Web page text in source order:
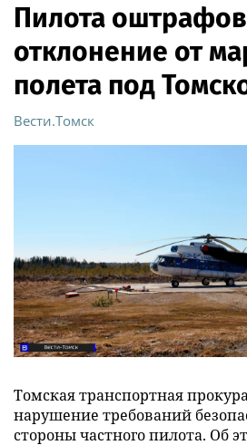
Пилота
отклонение от
полета под
Вести.Томск
Томская транспортная
нарушение требований
стороны частного пилота. Об